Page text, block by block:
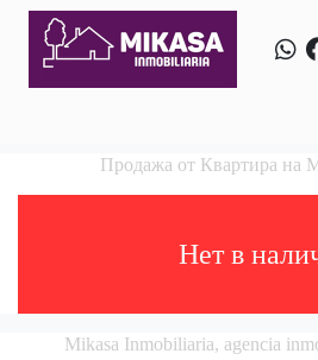
Продажа от Квартира на
Hет в
Mikasa Inmobiliaria, agencia